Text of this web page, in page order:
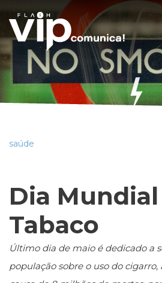
saúde
Dia
Tabaco
Último dia de maio é dedicado a
população sobre o uso do